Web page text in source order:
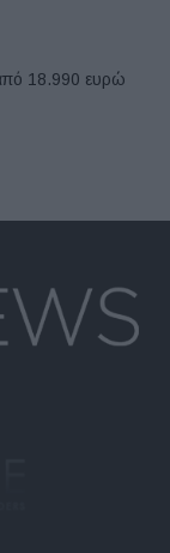
18.990 ευρώ